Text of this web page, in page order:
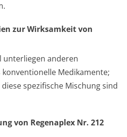
zur Wirksamkeit von
anderen
Medikamente;
spezifische Mischung sind
von Regenaplex Nr. 212